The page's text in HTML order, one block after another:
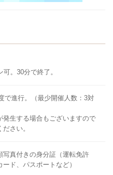
。30分で終了。
で進行。（最少開催人数：3対
生する場合もございますので
さい。
写真付きの身分証（運転免許
ド、パスポートなど）